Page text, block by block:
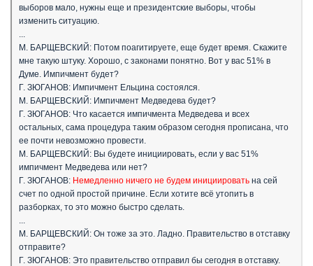
выборов мало, нужны еще и президентские выборы, чтобы
изменить ситуацию.
...
М. БАРЩЕВСКИЙ: Потом поагитируете, еще будет время. Скажите
мне такую штуку. Хорошо, с законами понятно. Вот у вас 51% в
Думе. Импичмент будет?
Г. ЗЮГАНОВ: Импичмент Ельцина состоялся.
М. БАРЩЕВСКИЙ: Импичмент Медведева будет?
Г. ЗЮГАНОВ: Что касается импичмента Медведева и всех
остальных, сама процедура таким образом сегодня прописана, что
ее почти невозможно провести.
М. БАРЩЕВСКИЙ: Вы будете инициировать, если у вас 51%
импичмент Медведева или нет?
Г. ЗЮГАНОВ: Немедленно ничего не будем инициировать на сей
счет по одной простой причине. Если хотите всё утопить в
разборках, то это можно быстро сделать.
...
М. БАРЩЕВСКИЙ: Он тоже за это. Ладно. Правительство в отставку
отправите?
Г. ЗЮГАНОВ: Это правительство отправил бы сегодня в отставку.